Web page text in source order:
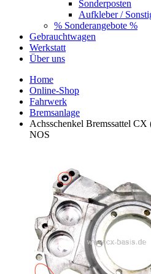
Sonderposten
Aufkleber /
% Sonderangebote %
Gebrauchtwagen
Werkstatt
Über uns
Home
Online-Shop
Fahrwerk
Bremsanlage
Achsschenkel Bremssattel
NOS